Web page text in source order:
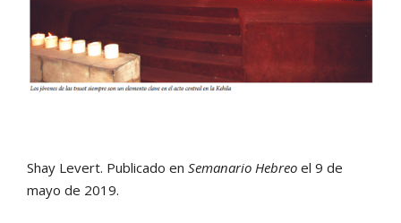
Shay Levert. Publicado en Semanario Hebreo el 9 de
mayo de 2019.